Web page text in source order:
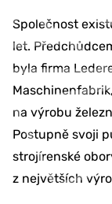
Společnost
let.
byla firma
na výrobu
Postupně svoji
strojírenské
z největších